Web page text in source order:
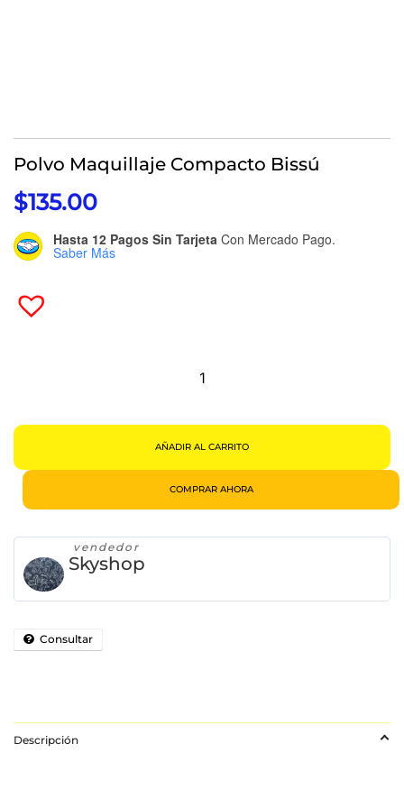
Polvo Maquillaje Compacto Bissú
$135.00
Hasta 12 Pagos Sin Tarjeta Con Mercado Pago.
Saber Más
Compacto
Bissú
AÑADIR AL CARRITO
COMPRAR AHORA
vendedor
Skyshop
Consultar
Descripción